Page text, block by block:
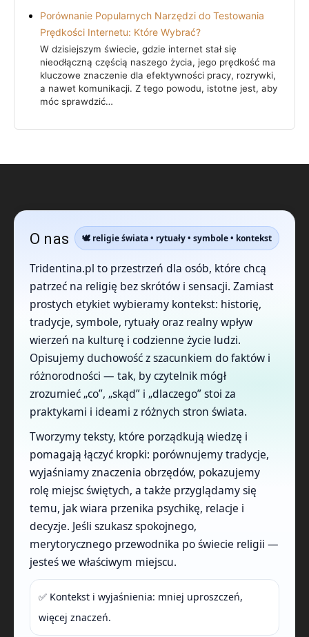
Porównanie Popularnych Narzędzi do Testowania
Prędkości Internetu: Które Wybrać?
W dzisiejszym świecie, gdzie internet stał się
nieodłączną częścią naszego życia, jego prędkość ma
kluczowe znaczenie dla efektywności pracy, rozrywki,
a nawet komunikacji. Z tego powodu, istotne jest, aby
móc sprawdzić…
O nas 🕊️ religie świata • rytuały • symbole • kontekst
Tridentina.pl to przestrzeń dla osób, które chcą
patrzeć na religię bez skrótów i sensacji. Zamiast
prostych etykiet wybieramy kontekst: historię,
tradycje, symbole, rytuały oraz realny wpływ
wierzeń na kulturę i codzienne życie ludzi.
Opisujemy duchowość z szacunkiem do faktów i
różnorodności — tak, by czytelnik mógł
zrozumieć „co”, „skąd” i „dlaczego” stoi za
praktykami i ideami z różnych stron świata.
Tworzymy teksty, które porządkują wiedzę i
pomagają łączyć kropki: porównujemy tradycje,
wyjaśniamy znaczenia obrzędów, pokazujemy
rolę miejsc świętych, a także przyglądamy się
temu, jak wiara przenika psychikę, relacje i
decyzje. Jeśli szukasz spokojnego,
merytorycznego przewodnika po świecie religii —
jesteś we właściwym miejscu.
✅ Kontekst i wyjaśnienia: mniej uproszczeń,
więcej znaczeń.